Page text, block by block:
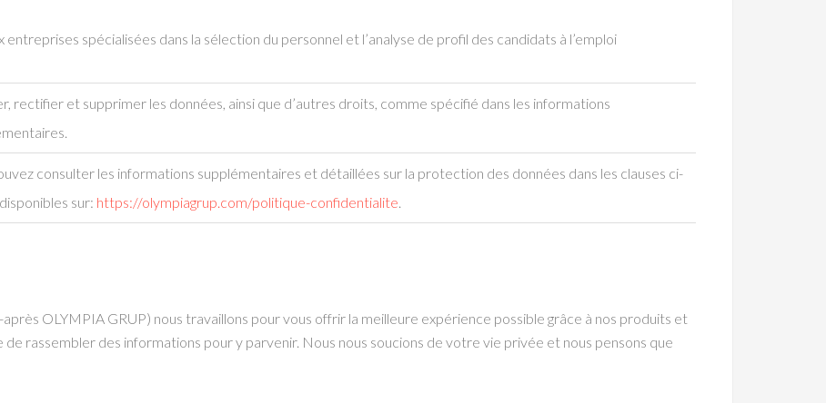
spécialisées dans la sélection du personnel et l’analyse de profil des candidats à l’emploi
rectifier et supprimer les données, ainsi que d’autres droits, comme spécifié dans les informations
consulter les informations supplémentaires et détaillées sur la protection des données dans les clauses ci-
sur: https://olympiagrup.com/politique-confidentialite.
OLYMPIA GRUP) nous travaillons pour vous offrir la meilleure expérience possible grâce à nos produits et
de rassembler des informations pour y parvenir. Nous nous soucions de votre vie privée et nous pensons que